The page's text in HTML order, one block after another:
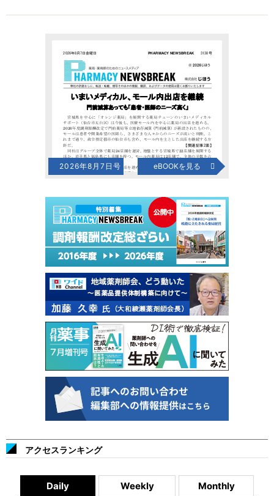
2026年8月7日号 eBOOKを見る
アクセスランキング
Daily Weekly Monthly